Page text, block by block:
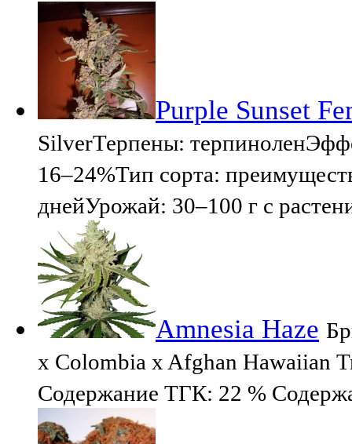
Purple Sunset
SilverТерпены:
16–24%Тип сорта:
днейУрожай: 30–100 г с
Amnesia Haze
x Colombia x Afghan Hawaiian
Содержание TГК: 22 %